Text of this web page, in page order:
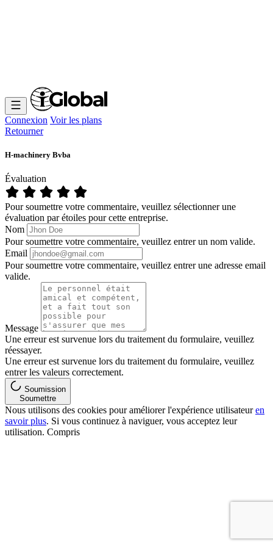
Connexion Voir les plans
Retourner
H-machinery Bvba
Évaluation
Pour soumettre votre commentaire, veuillez sélectionner une
évaluation par étoiles pour cette entreprise.
Nom
Pour soumettre votre commentaire, veuillez entrer un nom valide.
Email
Pour soumettre votre commentaire, veuillez entrer une adresse email
valide.
Message
Une erreur est survenue lors du traitement du formulaire, veuillez
réessayer.
Une erreur est survenue lors du traitement du formulaire, veuillez
entrer les valeurs correctement.
Soumission
Soumettre
Nous utilisons des cookies pour améliorer l'expérience utilisateuren
savoir plus. Si vous continuez à naviguer, vous acceptez leur
utilisation. Compris